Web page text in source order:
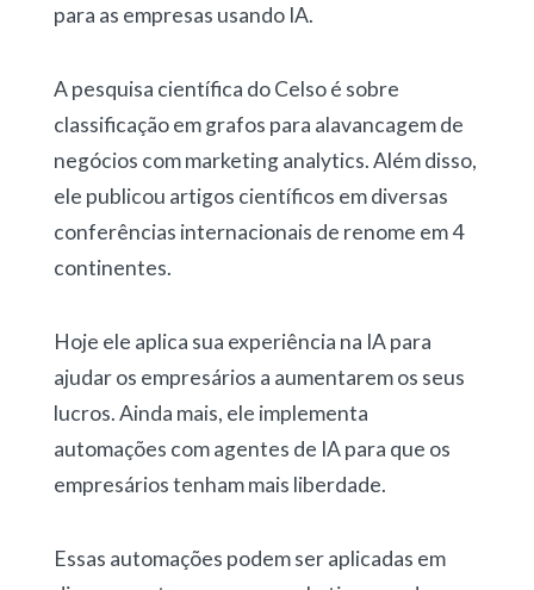
para as empresas usando IA.
A pesquisa científica do Celso é sobre
classificação em grafos para alavancagem de
negócios com marketing analytics. Além disso,
ele publicou artigos científicos em diversas
conferências internacionais de renome em 4
continentes.
Hoje ele aplica sua experiência na IA para
ajudar os empresários a aumentarem os seus
lucros. Ainda mais, ele implementa
automações com agentes de IA para que os
empresários tenham mais liberdade.
Essas automações podem ser aplicadas em